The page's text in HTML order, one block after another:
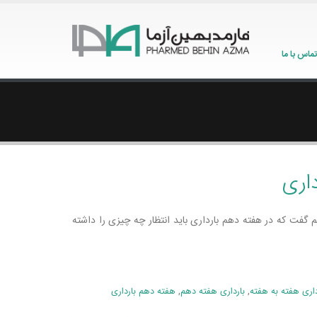
تماس با ما
که در هفته دهم بارداری باید انتظار چه چیزی را داشته
هفته به هفته,بارداری هفته دهم, هفته دهم بارداری